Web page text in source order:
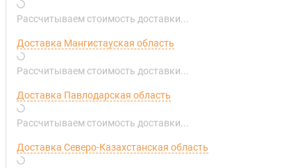
Рассчитываем стоимость доставки...
Доставка Мангистауская область
Рассчитываем стоимость доставки...
Доставка Павлодарская область
Рассчитываем стоимость доставки...
Доставка Северо-Казахстанская область